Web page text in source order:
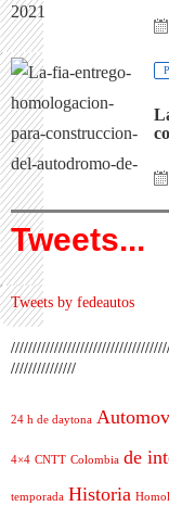
Tweets...
Tweets by fedeautos
///////////////
24 h de daytona
4×4 CNTT Colombia de
temporada Historia